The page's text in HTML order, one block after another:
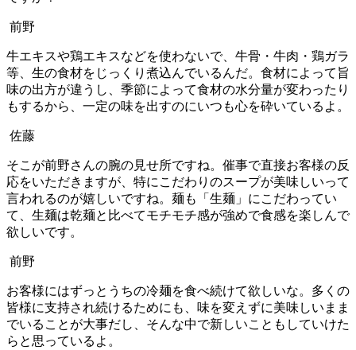
前野
牛エキスや鶏エキスなどを使わないで、牛骨・牛肉・鶏ガラ
等、生の食材をじっくり煮込んでいるんだ。食材によって旨
味の出方が違うし、季節によって食材の水分量が変わったり
もするから、一定の味を出すのにいつも心を砕いているよ。
佐藤
そこが前野さんの腕の見せ所ですね。催事で直接お客様の反
応をいただきますが、特にこだわりのスープが美味しいって
言われるのが嬉しいですね。麺も「生麺」にこだわってい
て、生麺は乾麺と比べてモチモチ感が強めで食感を楽しんで
欲しいです。
前野
お客様にはずっとうちの冷麺を食べ続けて欲しいな。多くの
皆様に支持され続けるためにも、味を変えずに美味しいまま
でいることが大事だし、そんな中で新しいこともしていけた
らと思っているよ。